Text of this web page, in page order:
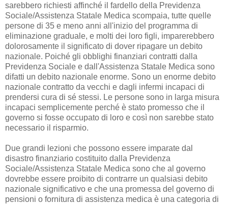
sarebbero richiesti affinché il fardello della Previdenza
Sociale/Assistenza Statale Medica scompaia, tutte quelle
persone di 35 e meno anni all'inizio del programma di
eliminazione graduale, e molti dei loro figli, imparerebbero
dolorosamente il significato di dover ripagare un debito
nazionale. Poiché gli obblighi finanziari contratti dalla
Previdenza Sociale e dall'Assistenza Statale Medica sono
difatti un debito nazionale enorme. Sono un enorme debito
nazionale contratto da vecchi e dagli infermi incapaci di
prendersi cura di sé stessi. Le persone sono in larga misura
incapaci semplicemente perché è stato promesso che il
governo si fosse occupato di loro e così non sarebbe stato
necessario il risparmio.
Due grandi lezioni che possono essere imparate dal
disastro finanziario costituito dalla Previdenza
Sociale/Assistenza Statale Medica sono che al governo
dovrebbe essere proibito di contrarre un qualsiasi debito
nazionale significativo e che una promessa del governo di
pensioni o fornitura di assistenza medica è una categoria di